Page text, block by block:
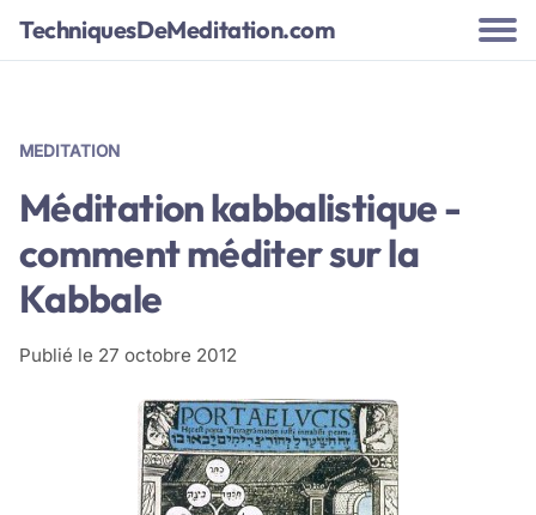
TechniquesDeMeditation.com
MEDITATION
Méditation kabbalistique -
comment méditer sur la
Kabbale
Publié le 27 octobre 2012